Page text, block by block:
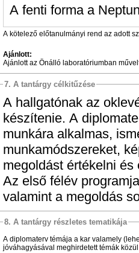
A fenti forma a
A kötelező előtanulmányi rend az adott
Ajánlott:
Ajánlott az Önálló laboratóriumban
7. A tantárgy célkitűzése
A hallgatónak az
készítenie. A
munkára alkalmas,
munkamódszereket,
megoldást értékelni és
Az első félév
valamint a megoldás
8. A tantárgy részletes tematikája
A diplomaterv témája a kar valamely
jóváhagyásával meghirdetett témák